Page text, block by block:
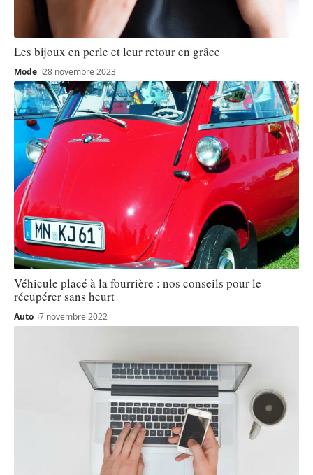
Les bijoux en perle et leur retour en grâce
Mode 28 novembre 2023
Véhicule placé à la fourrière : nos conseils pour le
récupérer sans heurt
Auto 7 novembre 2022